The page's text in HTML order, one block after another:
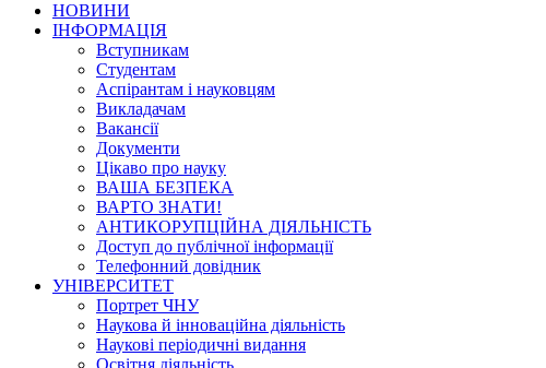
НОВИНИ
ІНФОРМАЦІЯ
Вступникам
Студентам
Аспірантам і науковцям
Викладачам
Вакансії
Документи
Цікаво про науку
ВАША БЕЗПЕКА
ВАРТО ЗНАТИ!
АНТИКОРУПЦІЙНА ДІЯЛЬНІСТЬ
Доступ до публічної інформації
Телефонний довідник
УНІВЕРСИТЕТ
Портрет ЧНУ
Наукова й інноваційна діяльність
Наукові періодичні видання